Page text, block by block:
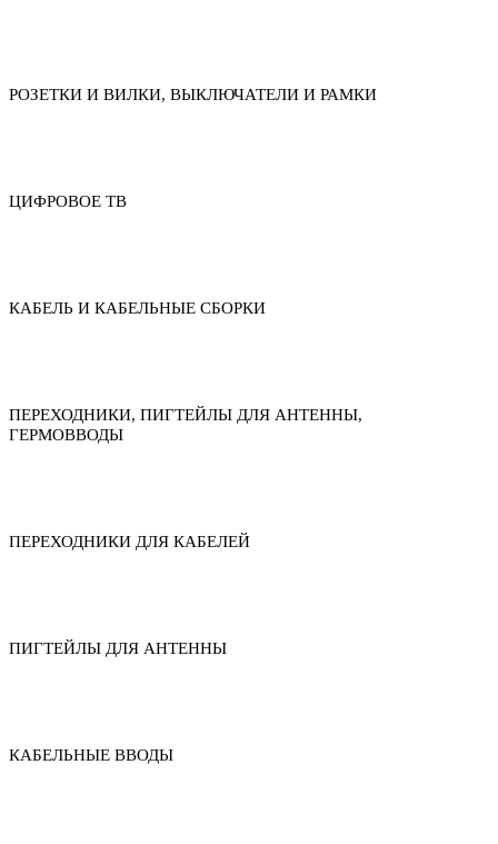
РОЗЕТКИ И ВИЛКИ, ВЫКЛЮЧАТЕЛИ И РАМКИ
ЦИФРОВОЕ ТВ
КАБЕЛЬ И КАБЕЛЬНЫЕ СБОРКИ
ПЕРЕХОДНИКИ, ПИГТЕЙЛЫ ДЛЯ АНТЕННЫ,
ГЕРМОВВОДЫ
ПЕРЕХОДНИКИ ДЛЯ КАБЕЛЕЙ
ПИГТЕЙЛЫ ДЛЯ АНТЕННЫ
КАБЕЛЬНЫЕ ВВОДЫ